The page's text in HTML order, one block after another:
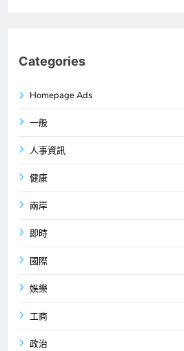
Categories
Homepage Ads
一般
人事資訊
健康
兩岸
即時
國際
娛樂
工商
政治